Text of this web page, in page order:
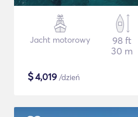
Jacht motorowy
98 ft
30 m
$4,019 /dzień